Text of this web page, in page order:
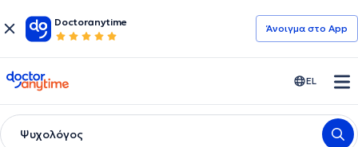
Doctoranytime
Άνοιγμα στο App
doctoranytime EL
Ψυχολόγος